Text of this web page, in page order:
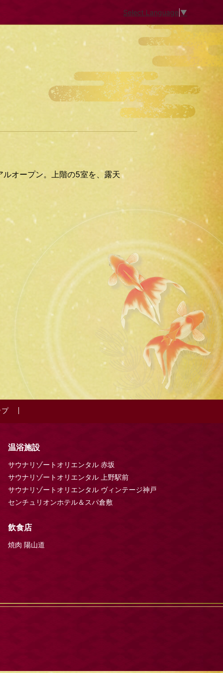
Select Language ▼
オープン。上階の5室を、露天
プ
温浴施設
サウナリゾートオリエンタル 赤坂
サウナリゾートオリエンタル 上野駅前
サウナリゾートオリエンタル ヴィンテージ神戸
センチュリオンホテル＆スパ倉敷
飲食店
焼肉 陽山道